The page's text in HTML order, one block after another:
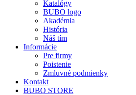
Katalógy
BUBO logo
Akadémia
História
Náš tím
Informácie
Pre firmy
Poistenie
Zmluvné podmienky
Kontakt
BUBO STORE